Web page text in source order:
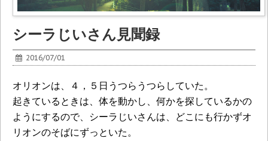
シーラじいさん見聞録
2016/07/01
オリオンは、４，５日うつらうつらしていた。
起きているときは、体を動かし、何かを探しているかの
ようにするので、シーラじいさんは、どこにも行かずオ
リオンのそばにずっといた。